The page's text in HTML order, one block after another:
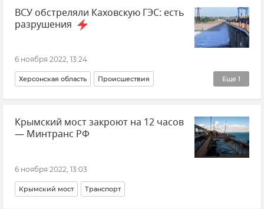
ВСУ обстреляли Каховскую ГЭС: есть
разрушения
6 ноября 2022, 13:24
Еще 1
Херсонская область Происшествия
Каховская ГЭС
Крымский мост закроют на 12 часов
— Минтранс РФ
6 ноября 2022, 13:03
Крымский мост Транспорт